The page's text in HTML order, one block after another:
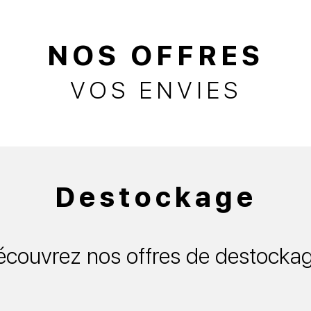
NOS OFFRES
VOS ENVIES
Destockage
nos offres de